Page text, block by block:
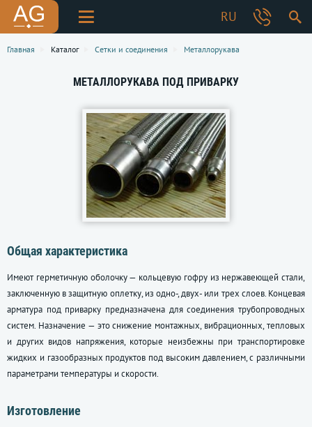
RU
Главная Каталог Сетки и соединения Металлорукава
МЕТАЛЛОРУКАВА ПОД ПРИВАРКУ
Общая характеристика
Имеют герметичную оболочку — кольцевую гофру из нержавеющей стали,
заключенную в защитную оплетку, из одно-, двух- или трех слоев. Концевая
арматура под приварку предназначена для соединения трубопроводных
систем. Назначение — это снижение монтажных, вибрационных, тепловых
и других видов напряжения, которые неизбежны при транспортировке
жидких и газообразных продуктов под высоким давлением, с различными
параметрами температуры и скорости.
Изготовление